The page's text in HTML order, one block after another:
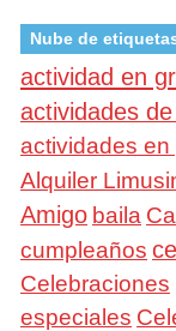
Nube de
actividad en
actividades
actividades en
Alquiler
Amigo baila
cumpleaños
Celebraciones
especiales